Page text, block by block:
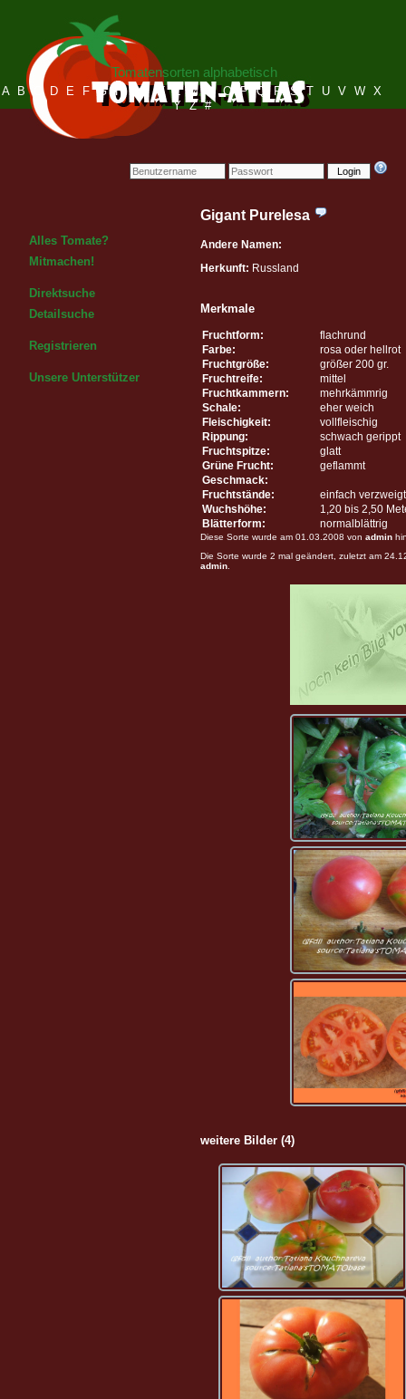
Login
Tomatensorten alphabetisch
A B C D E F G H I J K L M N O P Q R S T U V W X
Y Z #
Alles Tomate?
Mitmachen!
Direktsuche
Detailsuche
Registrieren
Unsere Unterstützer
Gigant Purelesa
Andere Namen:
Herkunft: Russland
Merkmale
Fruchtform:
flachrund
Farbe:
rosa oder hellrot
Fruchtgröße:
größer 200 gr.
Fruchtreife:
mittel
Fruchtkammern:
mehrkämmrig
Schale:
eher weich
Fleischigkeit:
vollfleischig
Rippung:
schwach gerippt
Fruchtspitze:
glatt
Grüne Frucht:
geflammt
Geschmack:
Fruchtstände:
einfach verzweigt
Wuchshöhe:
1,20 bis 2,50
Blätterform:
normalblättrig
Diese Sorte wurde am 01.03.2008 von admin
Die Sorte wurde 2 mal geändert, zuletzt am
admin
weitere Bilder (4)